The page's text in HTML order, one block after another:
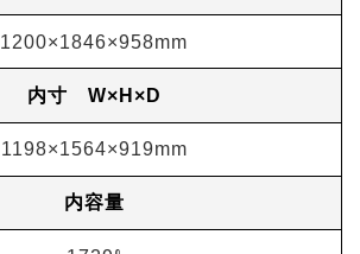
1200×1846×958mm
内寸 W×H×D
1198×1564×919mm
内容量